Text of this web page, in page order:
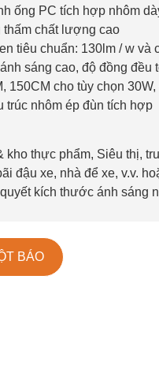
ống PC tích hợp nhôm
thấm chất lượng cao
tiêu chuẩn: 130lm / w và
sáng cao, độ đồng đều
150CM cho tùy chọn 30W,
trúc nhôm ép đùn tích hợp
kho thực phẩm, Siêu thị,
đậu xe, nhà để xe, v.v.
kích thước ánh sáng
BÁO